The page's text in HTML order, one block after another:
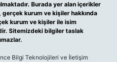
Burada yer alan içerikler
kurum ve kişiler hakkında
kurum ve kişiler ile isim
Sitemizdeki bilgiler taslak
Bilgi Teknolojileri ve İletişim